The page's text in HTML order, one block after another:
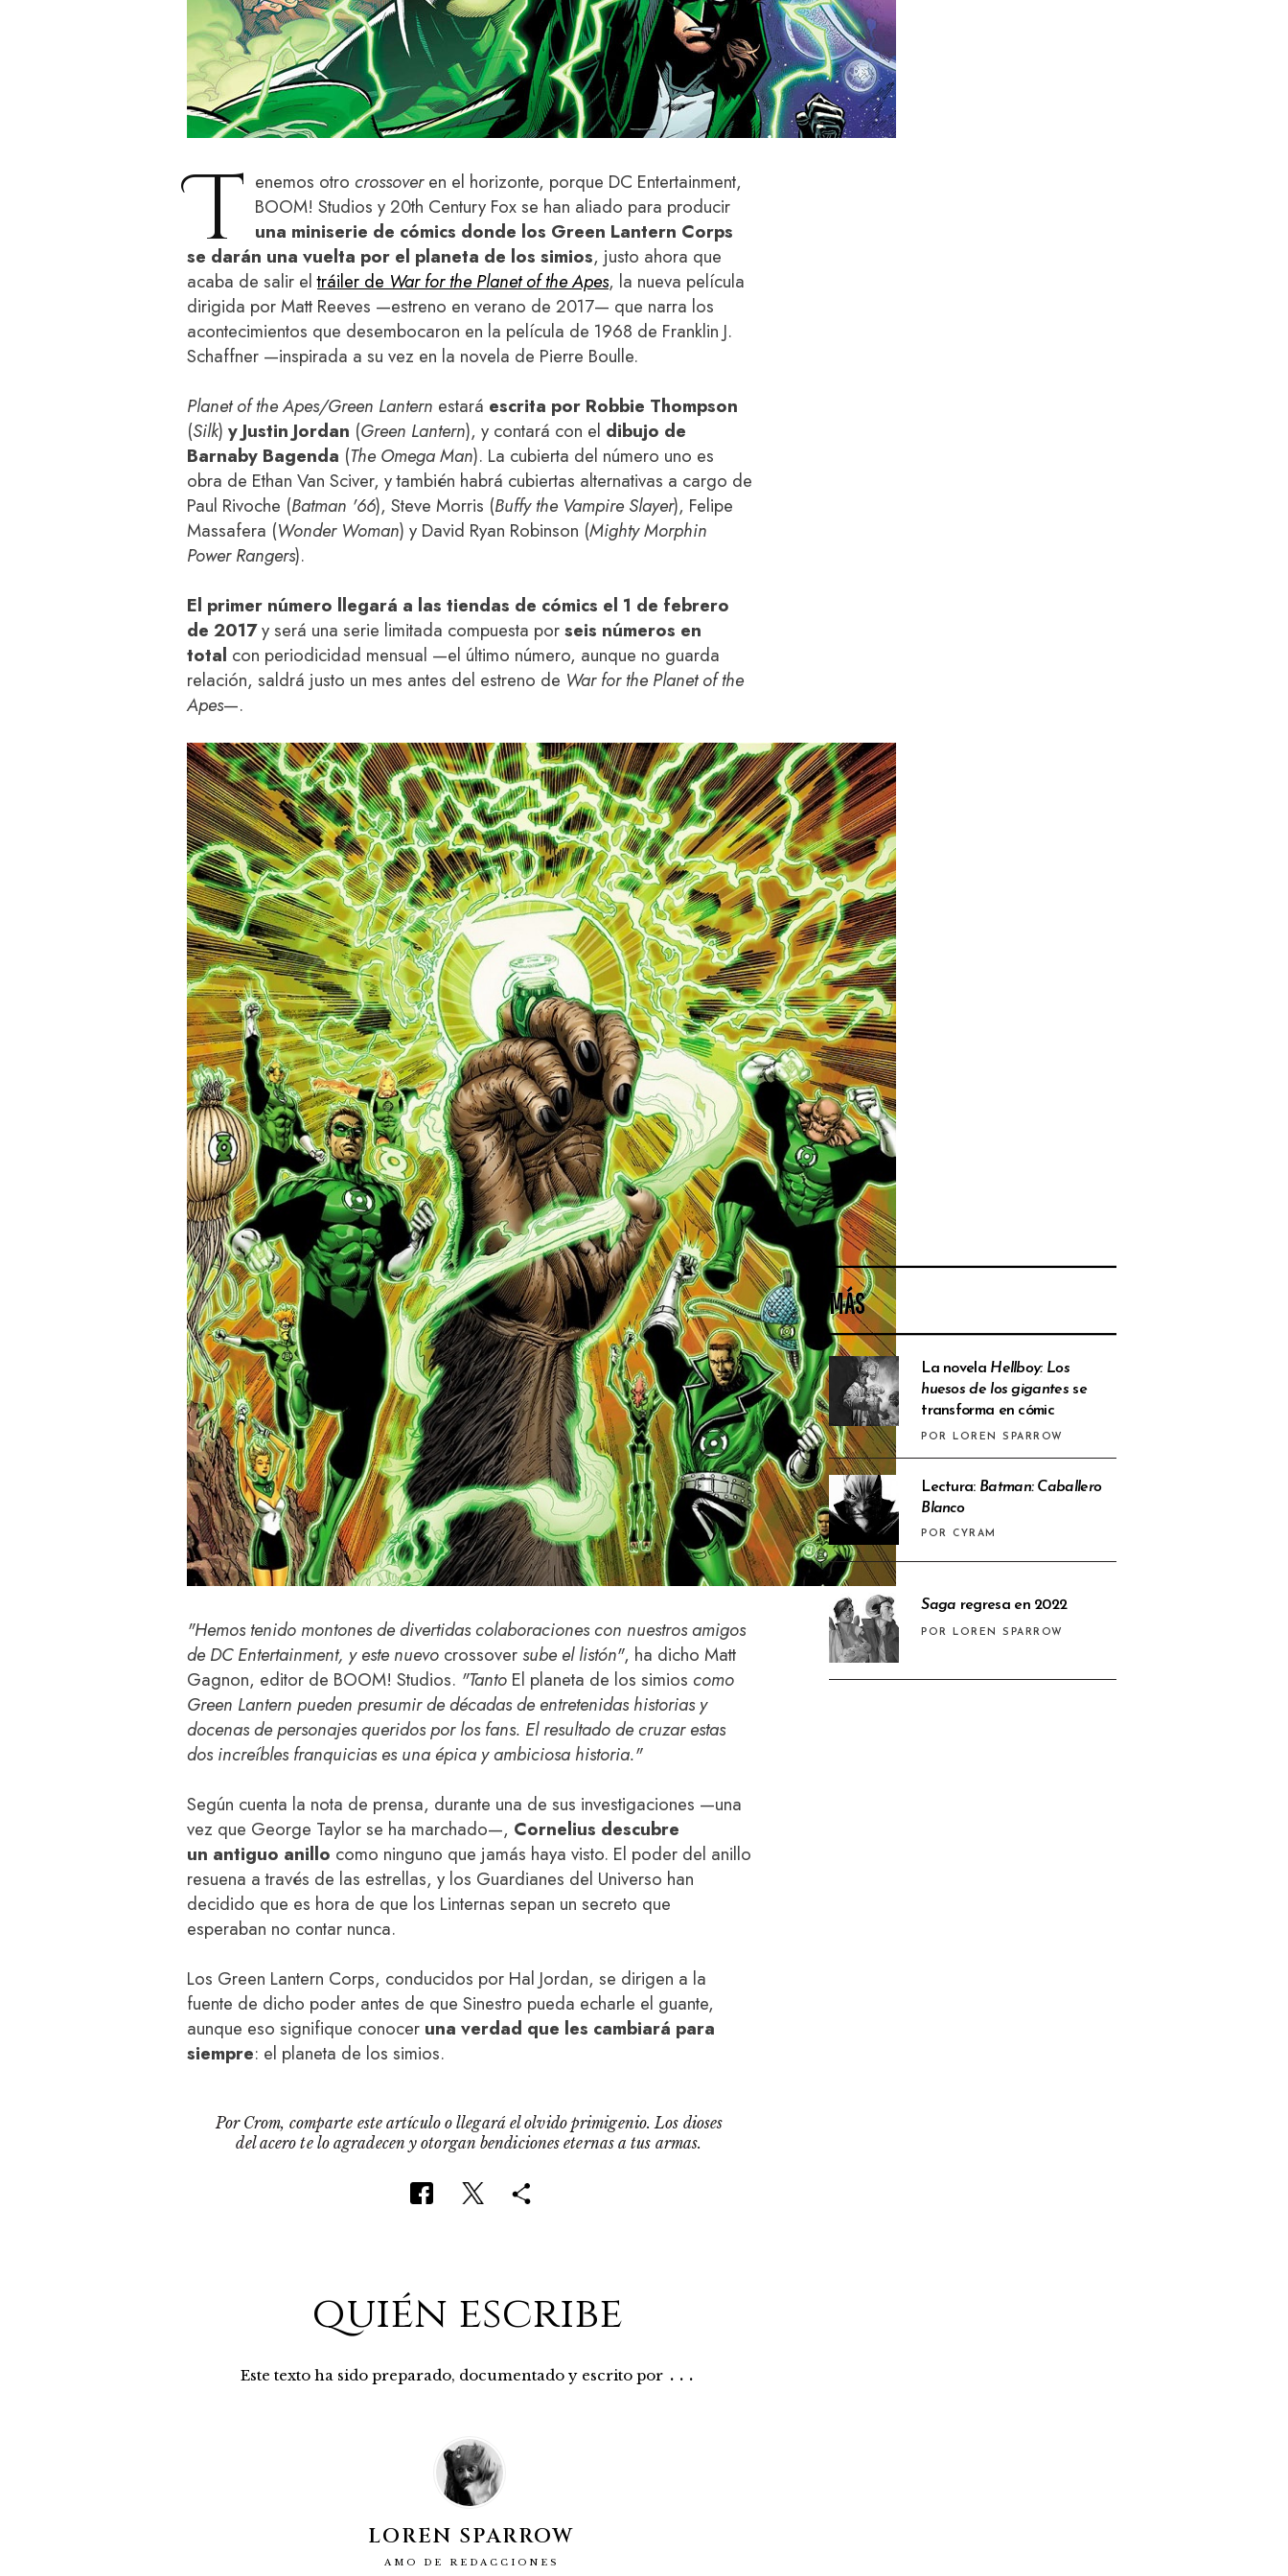
MÁS
La novela Hellboy: Los
huesos de los gigantesse
transforma en cómic
POR LOREN SPARROW
Lectura: Batman: Caballero
Blanco
POR CYRAM
Saga regresa en 2022
POR LOREN SPARROW
T enemos otro crossoveren el horizonte, porque DC Entertainment,
BOOM! Studios y 20th Century Fox se han aliado para producir
una miniserie de cómics donde los Green Lantern Corps
se darán una vuelta por el planeta de los simios, justo ahora que
acaba de salir eltráiler de War for the Planet of the Apes, la nueva película
dirigida por Matt Reeves —estreno en verano de 2017— que narra los
acontecimientos que desembocaron en la película de 1968 de Franklin J.
Schaffner —inspirada a su vez en la novela de Pierre Boulle.
Planet of the Apes/Green Lantern estará escrita por Robbie Thompson
(Silk) y Justin Jordan (Green Lantern), y contará con el dibujo de
Barnaby Bagenda (The Omega Man). La cubierta del número uno es
obra de Ethan Van Sciver, y también habrá cubiertas alternativas a cargo de
Paul Rivoche (Batman '66), Steve Morris (Buffy the Vampire Slayer), Felipe
Massafera (Wonder Woman) y David Ryan Robinson (Mighty Morphin
Power Rangers).
El primer número llegará a las tiendas de cómics el 1 de febrero
de 2017y será una serie limitada compuesta porseis números en
total con periodicidad mensual —el último número, aunque no guarda
relación, saldrá justo un mes antes del estreno de War for the Planet of the
Apes—.
"Hemos tenido montones de divertidas colaboraciones con nuestros amigos
de DC Entertainment, y este nuevo crossover sube el listón", ha dicho Matt
Gagnon, editor de BOOM! Studios. "Tanto El planeta de los simios como
Green Lantern pueden presumir de décadas de entretenidas historias y
docenas de personajes queridos por los fans. El resultado de cruzar estas
dos increíbles franquicias es una épica y ambiciosa historia."
Según cuenta la nota de prensa, durante una de sus investigaciones —una
vez que George Taylor se ha marchado—, Cornelius descubre
un antiguo anillo como ninguno que jamás haya visto. El poder del anillo
resuena a través de las estrellas, y los Guardianes del Universo han
decidido que es hora de que los Linternas sepan un secreto que
esperaban no contar nunca.
Los Green Lantern Corps, conducidos por Hal Jordan, se dirigen a la
fuente de dicho poder antes de que Sinestro pueda echarle el guante,
aunque eso signifique conocer una verdad que les cambiará para
siempre: el planeta de los simios.
Por Crom, comparte este artículo o llegará el olvido primigenio. Los dioses
del acero te lo agradecen y otorgan bendiciones eternas a tus armas.
quién escribe
Este texto ha sido preparado, documentado y escrito por ...
LOREN SPARROW
AMO DE REDACCIONES